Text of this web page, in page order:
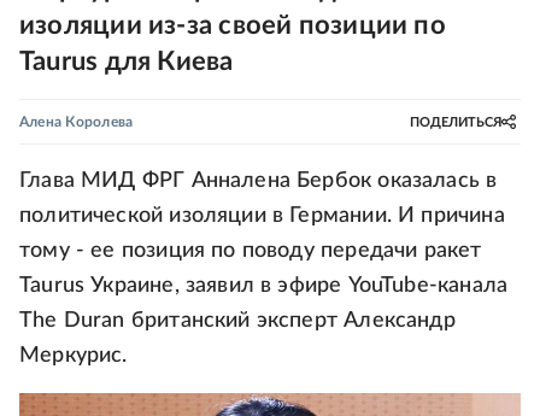
изоляции из-за своей позиции по
Taurus для Киева
Алена Королева ПОДЕЛИТЬСЯ
Глава МИД ФРГ Анналена Бербок оказалась в
политической изоляции в Германии. И причина
тому - ее позиция по поводу передачи ракет
Taurus Украине, заявил в эфире YouTube-канала
The Duran британский эксперт Александр
Меркурис.